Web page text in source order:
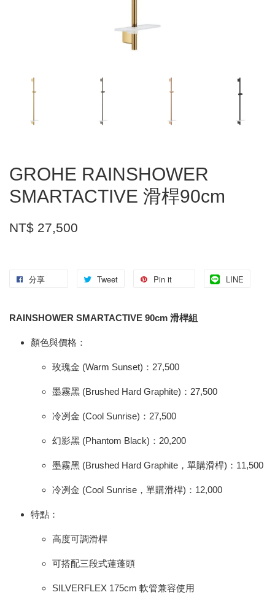
GROHE RAINSHOWER
SMARTACTIVE 滑桿90cm
NT$ 27,500
分享 Tweet Pin it LINE
RAINSHOWER SMARTACTIVE 90cm 滑桿組
顏色與價格：
玫瑰金 (Warm Sunset)：27,500
墨霧黑 (Brushed Hard Graphite)：27,500
冷冽金 (Cool Sunrise)：27,500
幻影黑 (Phantom Black)：20,200
墨霧黑 (Brushed Hard Graphite，單購滑桿)：11,500
冷冽金 (Cool Sunrise，單購滑桿)：12,000
特點：
高度可調滑桿
可搭配三段式蓮蓬頭
SILVERFLEX 175cm 軟管兼容使用